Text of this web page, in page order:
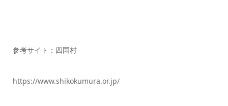
参考サイト：四国村
https://www.shikokumura.or.jp/